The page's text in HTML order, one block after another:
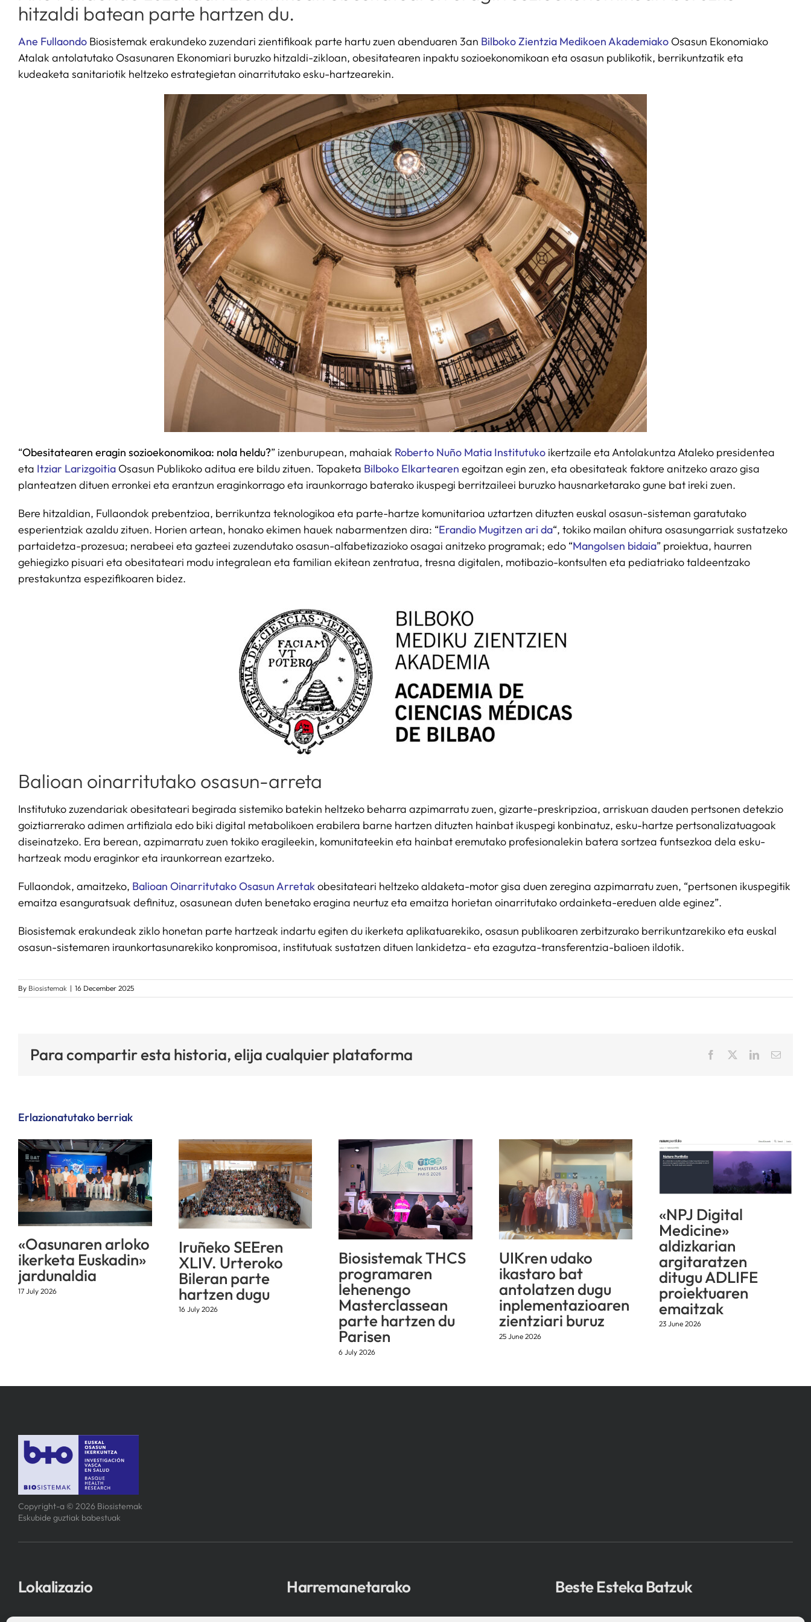
hitzaldi batean parte hartzen du.
Ane FullaondoBiosistemak erakundeko zuzendari zientifikoak parte hartu zuen abenduaren 3an Bilboko Zientzia Medikoen AkademiakoOsasun Ekonomiako
Atalak antolatutako Osasunaren Ekonomiari buruzko hitzaldi-zikloan, obesitatearen inpaktu sozioekonomikoan eta osasun publikotik, berrikuntzatik eta
kudeaketa sanitariotik heltzeko estrategietan oinarritutako esku-hartzearekin.
“Obesitatearen eragin sozioekonomikoa: nola heldu?” izenburupean, mahaiak Roberto Nuño Matia Institutukoikertzaile eta Antolakuntza Ataleko presidentea
eta Itziar LarizgoitiaOsasun Publikoko aditua ere bildu zituen. Topaketa Bilboko Elkartearen egoitzan egin zen, eta obesitateak faktore anitzeko arazo gisa
planteatzen dituen erronkei eta erantzun eraginkorrago eta iraunkorrago baterako ikuspegi berritzaileei buruzko hausnarketarako gune bat ireki zuen.
Bere hitzaldian, Fullaondok prebentzioa, berrikuntza teknologikoa eta parte-hartze komunitarioa uztartzen dituzten euskal osasun-sisteman garatutako
esperientziak azaldu zituen. Horien artean, honako ekimen hauek nabarmentzen dira: “Erandio Mugitzen ari da“, tokiko mailan ohitura osasungarriak sustatzeko
partaidetza-prozesua; nerabeei eta gazteei zuzendutako osasun-alfabetizazioko osagai anitzeko programak; edo “Mangolsen bidaia” proiektua, haurren
gehiegizko pisuari eta obesitateari modu integralean eta familian ekitean zentratua, tresna digitalen, motibazio-kontsulten eta pediatriako taldeentzako
prestakuntza espezifikoaren bidez.
Balioan oinarritutako osasun-arreta
Institutuko zuzendariak obesitateari begirada sistemiko batekin heltzeko beharra azpimarratu zuen, gizarte-preskripzioa, arriskuan dauden pertsonen detekzio
goiztiarrerako adimen artifiziala edo biki digital metabolikoen erabilera barne hartzen dituzten hainbat ikuspegi konbinatuz, esku-hartze pertsonalizatuagoak
diseinatzeko. Era berean, azpimarratu zuen tokiko eragileekin, komunitateekin eta hainbat eremutako profesionalekin batera sortzea funtsezkoa dela esku-
hartzeak modu eraginkor eta iraunkorrean ezartzeko.
Fullaondok, amaitzeko, Balioan Oinarritutako Osasun Arretakobesitateari heltzeko aldaketa-motor gisa duen zeregina azpimarratu zuen, “pertsonen ikuspegitik
emaitza esanguratsuak definituz, osasunean duten benetako eragina neurtuz eta emaitza horietan oinarritutako ordainketa-ereduen alde eginez”.
Biosistemak erakundeak ziklo honetan parte hartzeak indartu egiten du ikerketa aplikatuarekiko, osasun publikoaren zerbitzurako berrikuntzarekiko eta euskal
osasun-sistemaren iraunkortasunarekiko konpromisoa, institutuak sustatzen dituen lankidetza- eta ezagutza-transferentzia-balioen ildotik.
By Biosistemak | 16 December 2025
Para compartir esta historia, elija cualquier plataforma Facebook LinkedInEmail
Erlazionatutako berriak
«Oasunaren arloko
ikerketa Euskadin»
jardunaldia
17 July 2026
Iruñeko SEEren
XLIV. Urteroko
Bileran parte
hartzen dugu
16 July 2026
Biosistemak THCS
programaren
lehenengo
Masterclassean
parte hartzen du
Parisen
6 July 2026
UIKren udako
ikastaro bat
antolatzen dugu
inplementazioaren
zientziari buruz
25 June 2026
«NPJ Digital
Medicine»
aldizkarian
argitaratzen
ditugu ADLIFE
proiektuaren
emaitzak
23 June 2026
Copyright-a © 2026 Biosistemak
Eskubide guztiak babestuak
Lokalizazio Harremanetarako Beste Esteka Batzuk